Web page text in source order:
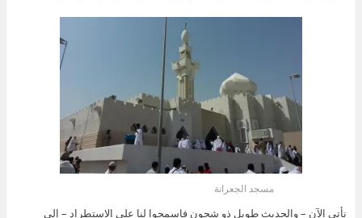
مسجد الجعرانة
نأتي الآن – والحديث طويل ذو شجون فاسمحوا لنا على الاستطراد – إلى